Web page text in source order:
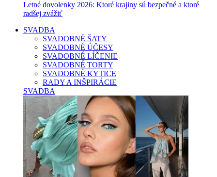
Letné dovolenky 2026: Ktoré krajiny sú bezpečné a ktoré
radšej zvážiť
SVADBA
SVADOBNÉ ŠATY
SVADOBNÉ ÚČESY
SVADOBNÉ LÍČENIE
SVADOBNÉ TORTY
SVADOBNÉ KYTICE
RADY A INŠPIRÁCIE
SVADBA